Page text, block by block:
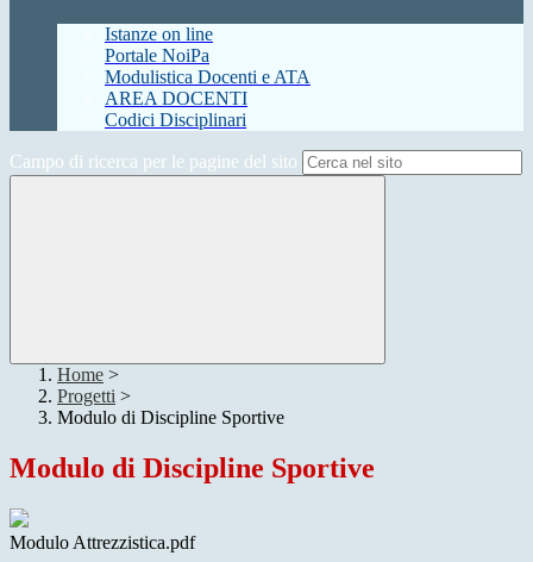
Istanze on line
Portale NoiPa
Modulistica Docenti e ATA
AREA DOCENTI
Codici Disciplinari
Campo di ricerca per le pagine del sito
Home >
Progetti >
Modulo di Discipline Sportive
Modulo di Discipline Sportive
Modulo Attrezzistica.pdf